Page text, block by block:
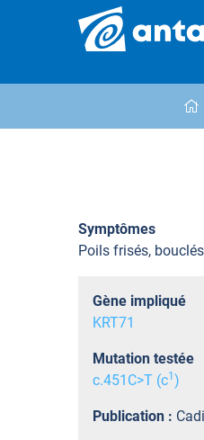
Symptômes
Poils frisés,
Gène impliqué
KRT71
Mutation testée
c.451C>T (c1 )
Publication :